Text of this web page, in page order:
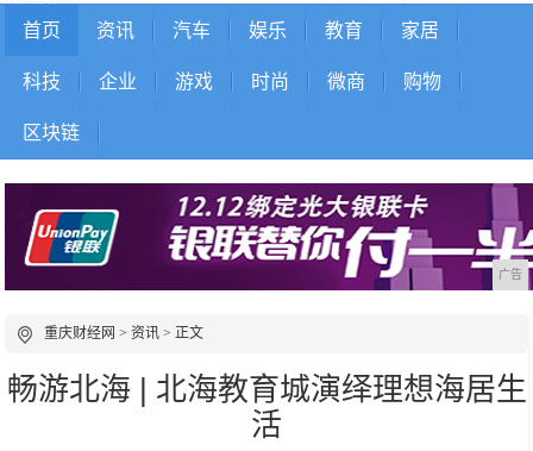
首页 资讯 汽车 娱乐 教育 家居
科技 企业 游戏 时尚 微商 购物
区块链
广告
重庆财经网 >资讯 > 正文
畅游北海 | 北海教育城演绎理想海居生
活